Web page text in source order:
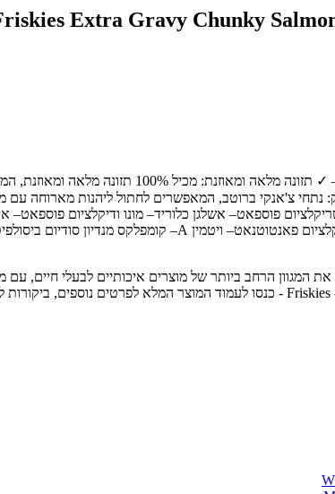
🐾 מיועד עבור:חתולים בוגרים המעוניינים במזון
צ'אנקי ברוטב, המאפשרים לחתול ליהנות מארוחה עם
פוספאט– אשלגן כלוריד– מונו ודיקלציום
מובילה בחיפה והצפון, עם מעל 30 שנות ניסיון. מציעה את המגוון הרחב ביותר של